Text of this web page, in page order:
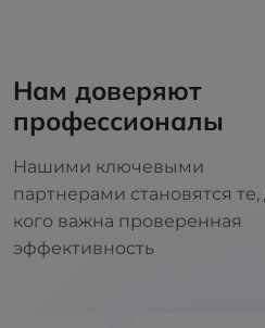
Нам доверяют
профессионалы
Нашими ключевыми
партнерами становятся те,
кого важна проверенная
эффективность